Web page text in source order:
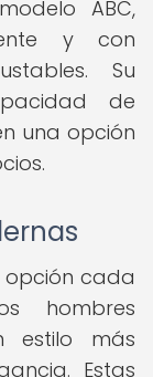
ABC,
y con
Su
de
una opción
opción cada
hombres
estilo más
Estas